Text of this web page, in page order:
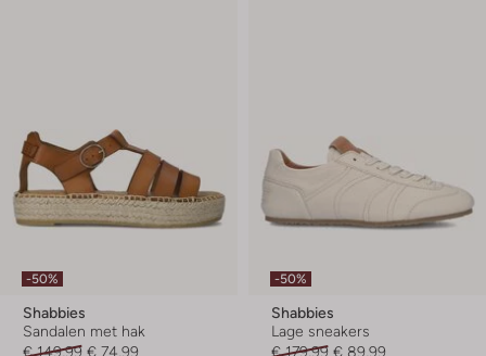
-50%
Shabbies
Sandalen met hak
€ 149,99 € 74,99
-50%
Shabbies
Lage sneakers
€ 179,99 € 89,99